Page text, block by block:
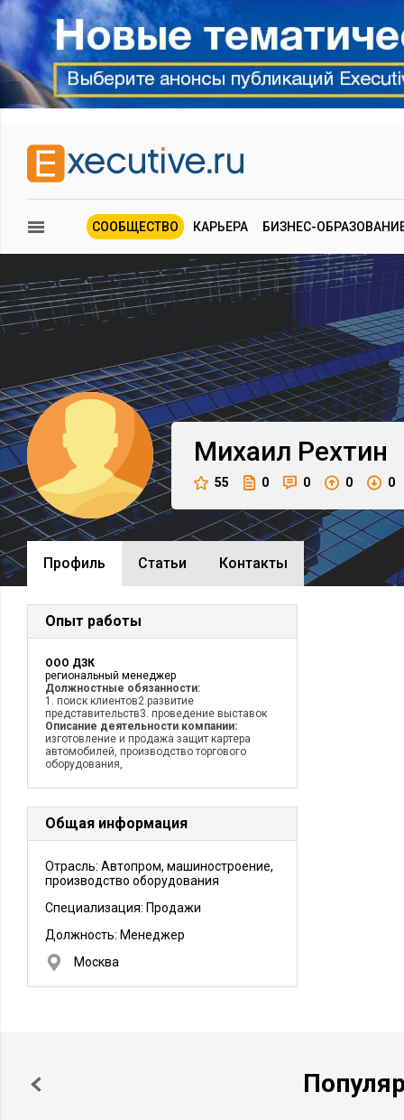
СООБЩЕСТВО КАРЬЕРА БИЗНЕС-
Михаил Рехтин
55 0 0 0 0
Профиль Cтатьи Контакты
Опыт работы
ООО ДЗК
региональный менеджер
Должностные обязанности:
1. поиск клиентов2.развитие
представительств3. проведение выставок
Описание деятельности компании:
изготовление и продажа защит картера
автомобилей, производство торгового
оборудования,
Общая информация
Отрасль: Автопром, машиностроение,
производство оборудования
Специализация: Продажи
Должность: Менеджер
Москва